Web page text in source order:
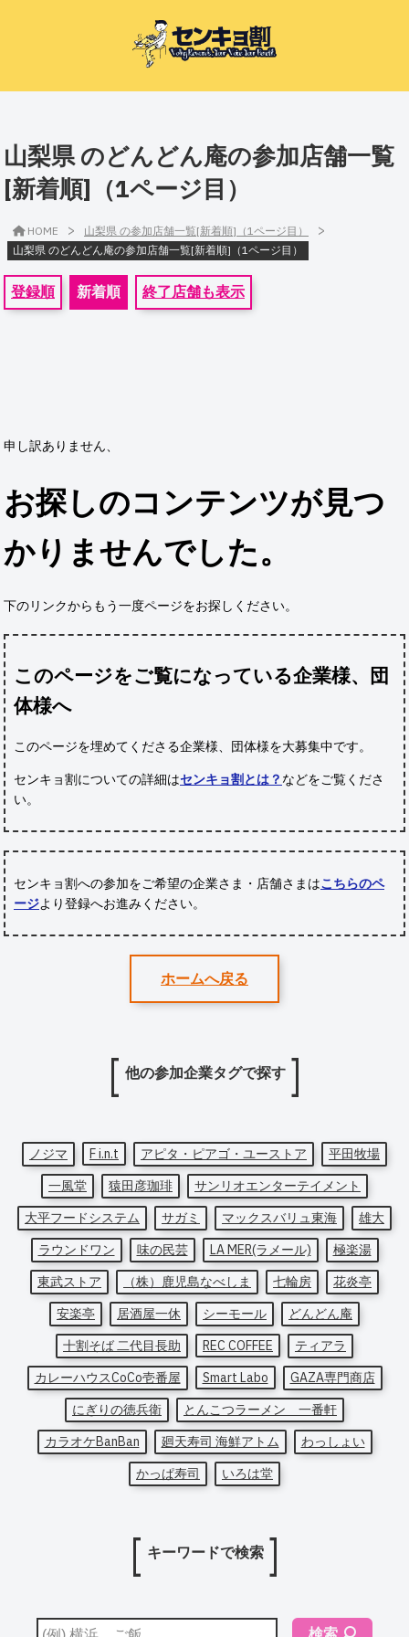
山梨県 のどんどん庵の参加店舗一覧
[新着順]（1ページ目）
HOME > 山梨県 の参加店舗一覧[新着順]（1ページ目） >
山梨県 のどんどん庵の参加店舗一覧[新着順]（1ページ目）
登録順 新着順 終了店舗も表示
申し訳ありません、
お探しのコンテンツが見つ
かりませんでした。
下のリンクからもう一度ページをお探しください。
このページをご覧になっている企業様、団
体様へ
このページを埋めてくださる企業様、団体様を大募集中です。
センキョ割についての詳細はセンキョ割とは？ などをご覧くださ
い。
センキョ割への参加をご希望の企業さま・店舗さまはこちらのペ
ージより登録へお進みください。
ホームへ戻る
他の参加企業タグで探す
ノジマ F i.n.t アピタ・ピアゴ・ユーストア
平田牧場
一風堂
猿田彦珈琲
サンリオエンターテイメント
大平フードシステム
サガミ マックスバリュ東海
雄大
ラウンドワン
味の民芸 LA MER(ラメール)
極楽湯
東武ストア
（株）鹿児島なべしま 七輪房
花炎亭
安楽亭
居酒屋一休 シーモール
どんどん庵
十割そば 二代目長助
REC COFFEE
ティアラ
カレーハウスCoCo壱番屋
Smart Labo
GAZA専門商店
にぎりの徳兵衛
とんこつラーメン 一番軒
カラオケBanBan
廻天寿司 海鮮アトム
わっしょい
かっぱ寿司
いろは堂
キーワードで検索